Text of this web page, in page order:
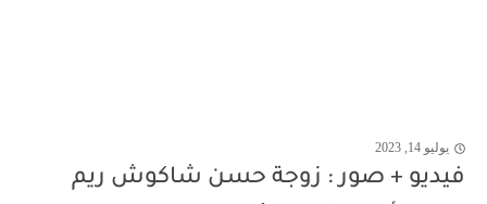
يوليو 14, 2023
فيديو + صور : زوجة حسن شاكوش ريم